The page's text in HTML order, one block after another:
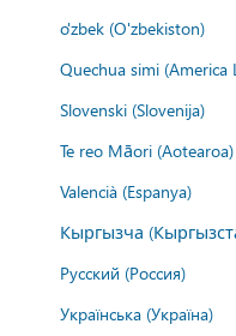
o'zbek (O'zbekiston)
Quechua simi (America
Slovenski (Slovenija)
Te reo Māori (Aotearoa)
Valencià (Espanya)
Кыргызча
Русский (Россия)
Українська (Україна)